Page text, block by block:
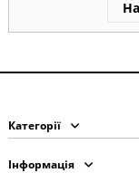
Категорії
Інформація